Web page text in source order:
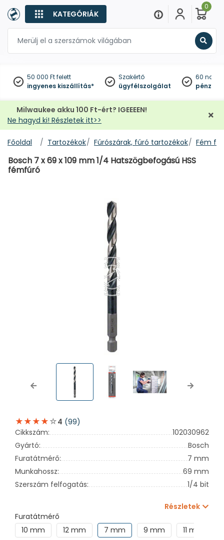
KATEGÓRIÁK
0
50 000 Ft felett
ingyenes kiszállítás*
Szakértő
ügyfélszolgálat
60
Milwaukee akku 100 Ft-ért? IGEEEEN!
Ne hagyd ki! Részletek itt>>
Főoldal Tartozékok Fúrószárak, fúró tartozékok Fém
Bosch 7 x 69 x 109 mm 1/4 Hatszögbefogású HSS
fémfúró
Previous Next
4 (99)
Cikkszám:
102030962
Gyártó:
Bosch
Furatátmérő:
7 mm
Munkahossz:
69 mm
Szerszám felfogatás:
1/4 bit
Részletek
Furatátmérő
10 mm
12 mm 7 mm 9 mm 11 mm